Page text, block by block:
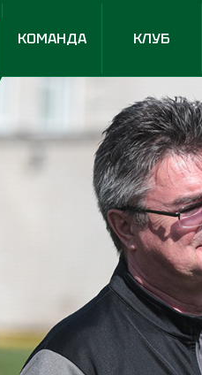
КОМАНДА КЛУБ